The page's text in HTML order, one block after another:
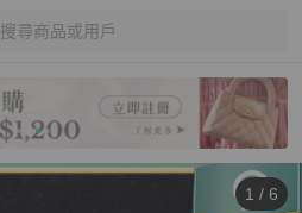
搜尋商品或用戶
1 / 6